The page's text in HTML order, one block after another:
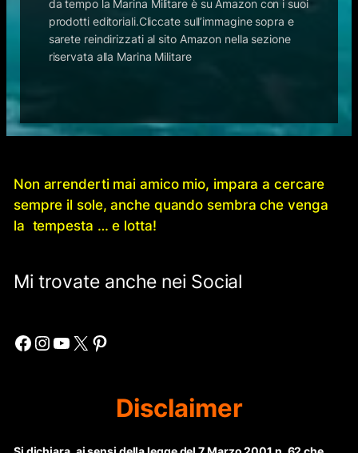
da tempo la Marina Militare è su Amazon con i suoi
prodotti editoriali.Cliccate sull’immagine sopra e
sarete reindirizzati al sito Amazon nella sezione
riservata alla Marina Militare
Non arrenderti mai amico mio, impara a cercare
sempre il sole, anche quando sembra che venga
la tempesta … e lotta!
Mi trovate anche nei Social
Facebook Instagram YouTube X Pinterest
Disclaimer